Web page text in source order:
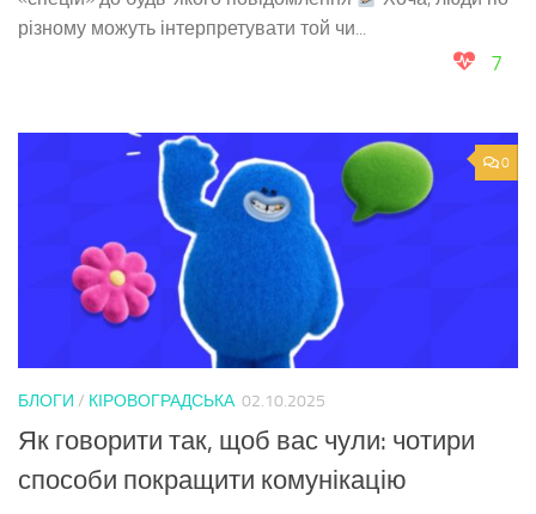
різному можуть інтерпретувати той чи...
7
0
БЛОГИ / КІРОВОГРАДСЬКА 02.10.2025
Як говорити так, щоб вас чули: чотири
способи покращити комунікацію